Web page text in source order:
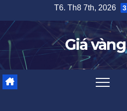
content
T6. Th8 7th, 2026
Giá